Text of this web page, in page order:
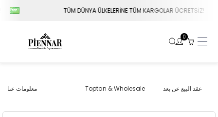
TÜM DÜNYA ÜLKELERİNE TÜM KARGOLAR ÜCRETSİZ!
0
معلومات عنا Toptan & Wholesale عقد البيع عن بعد